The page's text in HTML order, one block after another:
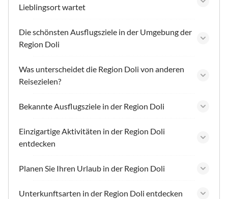
Lieblingsort wartet
Die schönsten Ausflugsziele in der Umgebung der
Region Doli
Was unterscheidet die Region Doli von anderen
Reisezielen?
Bekannte Ausflugsziele in der Region Doli
Einzigartige Aktivitäten in der Region Doli
entdecken
Planen Sie Ihren Urlaub in der Region Doli
Unterkunftsarten in der Region Doli entdecken